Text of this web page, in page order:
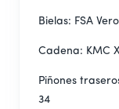
Bielas: FSA
Cadena: KMC
Piñones
34